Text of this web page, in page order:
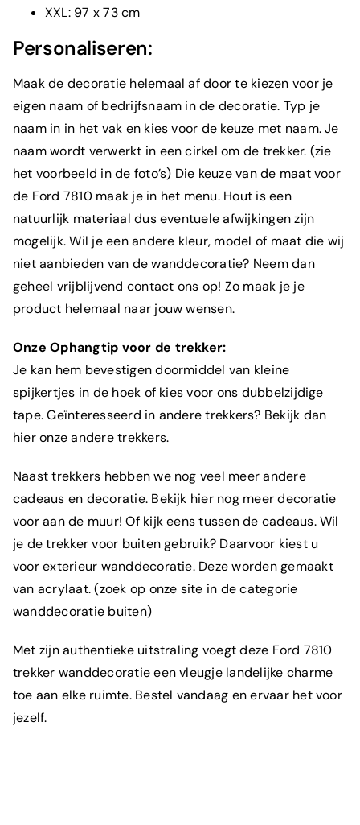
XXL: 97 x 73 cm
Personaliseren:
Maak de decoratie helemaal af door te kiezen voor je
eigen naam of bedrijfsnaam in de decoratie. Typ je
naam in in het vak en kies voor de keuze met naam. Je
naam wordt verwerkt in een cirkel om de trekker. (zie
het voorbeeld in de foto’s) Die keuze van de maat voor
de Ford 7810 maak je in het menu. Hout is een
natuurlijk materiaal dus eventuele afwijkingen zijn
mogelijk. Wil je een andere kleur, model of maat die wij
niet aanbieden van de wanddecoratie? Neem dan
geheel vrijblijvend contact ons op! Zo maak je je
product helemaal naar jouw wensen.
Onze Ophangtip voor de trekker:
Je kan hem bevestigen doormiddel van kleine
spijkertjes in de hoek of kies voor ons dubbelzijdige
tape. Geïnteresseerd in andere trekkers? Bekijk dan
hier onze andere trekkers.
Naast trekkers hebben we nog veel meer andere
cadeaus en decoratie. Bekijk hiernog meer decoratie
voor aan de muur! Of kijk eens tussen de cadeaus. Wil
je de trekker voor buiten gebruik? Daarvoor kiest u
voor exterieur wanddecoratie. Deze worden gemaakt
van acrylaat. (zoek op onze site in de categorie
wanddecoratie buiten)
Met zijn authentieke uitstraling voegt deze Ford 7810
trekker wanddecoratie een vleugje landelijke charme
toe aan elke ruimte. Bestel vandaag en ervaar het voor
jezelf.
Wat is je e-mailadres?*